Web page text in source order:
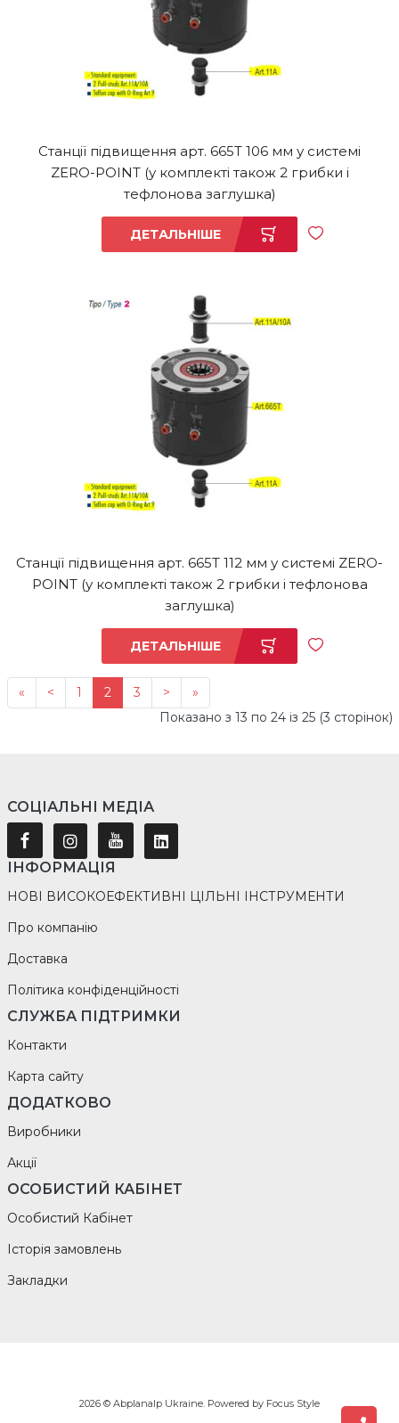
Станції підвищення арт. 665T 106 мм у системі
ZERO-POINT (у комплекті також 2 грибки і
тефлонова заглушка)
ДЕТАЛЬНІШЕ
Станції підвищення арт. 665T 112 мм у системі ZERO-
POINT (у комплекті також 2 грибки і тефлонова
заглушка)
ДЕТАЛЬНІШЕ
« < 1 2 3 >
»
Показано з 13 по 24 із 25 (3 сторінок)
СОЦІАЛЬНІ МЕДІА
ІНФОРМАЦІЯ
НОВІ ВИСОКОЕФЕКТИВНІ ЦІЛЬНІ ІНСТРУМЕНТИ
Про компанію
Доставка
Політика конфіденційності
СЛУЖБА ПІДТРИМКИ
Контакти
Карта сайту
ДОДАТКОВО
Виробники
Акції
ОСОБИСТИЙ КАБІНЕТ
Особистий Кабінет
Історія замовлень
Закладки
2026 © Abplanalp Ukraine. Powered by Focus Style